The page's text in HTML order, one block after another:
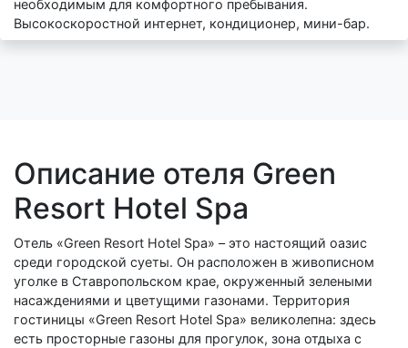
необходимым для комфортного пребывания.
Высокоскоростной интернет, кондиционер, мини-бар.
Описание отеля Green
Resort Hotel Spa
Отель «Green Resort Hotel Spa» – это настоящий оазис
среди городской суеты. Он расположен в живописном
уголке в Ставропольском крае, окруженный зелеными
насаждениями и цветущими газонами. Территория
гостиницы «Green Resort Hotel Spa» великолепна: здесь
есть просторные газоны для прогулок, зона отдыха с